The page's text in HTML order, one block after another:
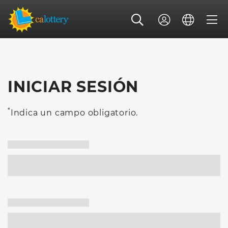
INICIAR SESIÓN
*Indica un campo obligatorio.